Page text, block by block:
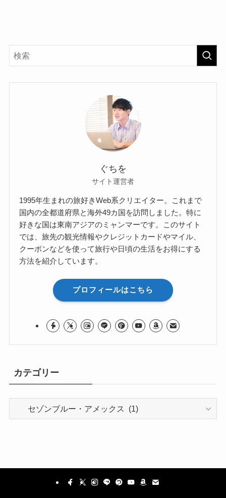
ぐちを
サイト運営者
1995年生まれの旅好きWeb系クリエイター。これまで
国内の全都道府県と海外49カ国を訪問しました。特に
好きな国は東南アジアのミャンマーです。このサイト
では、旅先の観光情報やクレジットカードやマイル、
クーポンなどを使って旅行や日頃の生活をお得にする
方法を紹介しています。
プロフィールはこちら
カテゴリー